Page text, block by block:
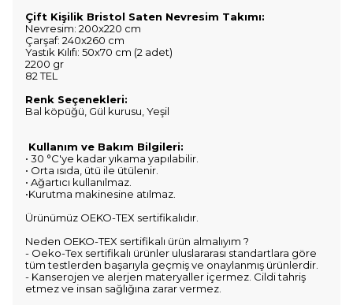
Çift Kişilik Bristol Saten Nevresim Takımı:
Nevresim: 200x220 cm
Çarşaf: 240x260 cm
Yastık Kılıfı: 50x70 cm (2 adet)
2200 gr
82 TEL
Renk Seçenekleri:
Bal köpüğü, Gül kurusu, Yeşil
Kullanım ve Bakım Bilgileri:
• 30 °C'ye kadar yıkama yapılabilir.
• Orta ısıda, ütü ile ütülenir.
• Ağartıcı kullanılmaz.
•Kurutma makinesine atılmaz.
Ürünümüz OEKO-TEX sertifikalıdır.
Neden OEKO-TEX sertifikalı ürün almalıyım ?
- Oeko-Tex sertifikalı ürünler uluslararası standartlara göre
tüm testlerden başarıyla geçmiş ve onaylanmış ürünlerdir.
- Kanserojen ve alerjen materyaller içermez. Cildi tahriş
etmez ve insan sağlığına zarar vermez.